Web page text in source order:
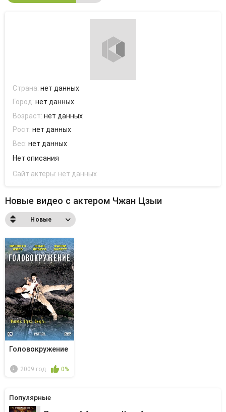
Популярные
Страна:нет данных
Город:нет данных
Возраст:нет данных
Рост:нет данных
Вес:нет данных
Нет описания
Сайт актеры: нет данных
Новые видео с актером Чжан Цзыи
Новые
Головокружение
2009 год 0%